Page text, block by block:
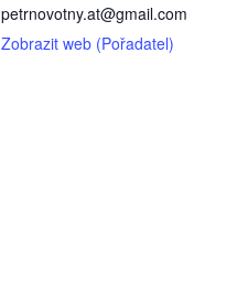
petrnovotny.at@gmail.com
Zobrazit web (Pořadatel)